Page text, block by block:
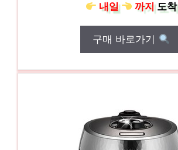
내일
까지도착
구매 바로가기